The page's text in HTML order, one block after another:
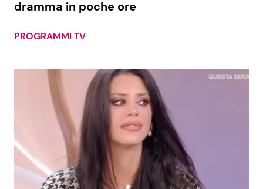
Seguici
Disclaimer e Privacy
Redazione
dramma in poche ore
PROGRAMMI TV